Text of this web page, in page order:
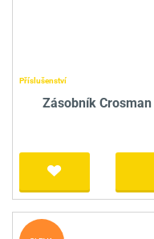
Příslušenství
Zásobník